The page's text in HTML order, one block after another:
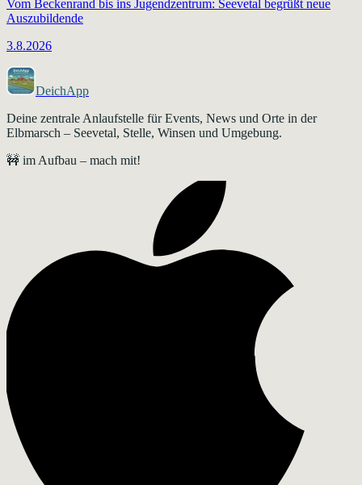
Vom Beckenrand bis ins Jugendzentrum: Seevetal begrüßt neue
Auszubildende
3.8.2026
DeichApp
Deine zentrale Anlaufstelle für Events, News und Orte in der
Elbmarsch – Seevetal, Stelle, Winsen und Umgebung.
🚧 im Aufbau – mach mit!